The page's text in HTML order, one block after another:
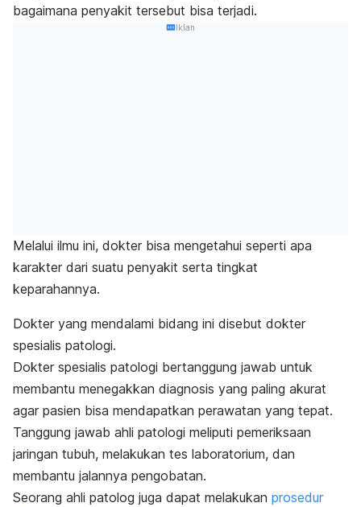
bagaimana penyakit tersebut bisa terjadi.
Iklan
Melalui ilmu ini, dokter bisa mengetahui seperti apa
karakter dari suatu penyakit serta tingkat
keparahannya.
Dokter yang mendalami bidang ini disebut dokter
spesialis patologi.
Dokter spesialis patologi bertanggung jawab untuk
membantu menegakkan diagnosis yang paling akurat
agar pasien bisa mendapatkan perawatan yang tepat.
Tanggung jawab ahli patologi meliputi pemeriksaan
jaringan tubuh, melakukan tes laboratorium, dan
membantu jalannya pengobatan.
Seorang ahli patolog juga dapat melakukan prosedur